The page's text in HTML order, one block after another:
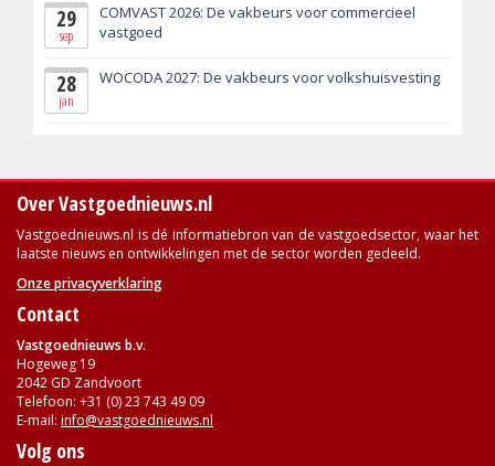
29
sep
COMVAST 2026: De vakbeurs voor commercieel
vastgoed
28
jan
WOCODA 2027: De vakbeurs voor volkshuisvesting
Over Vastgoednieuws.nl
Vastgoednieuws.nl is dé informatiebron van de vastgoedsector, waar het
laatste nieuws en ontwikkelingen met de sector worden gedeeld.
Onze privacyverklaring
Contact
Vastgoednieuws b.v.
Hogeweg 19
2042 GD Zandvoort
Telefoon: +31 (0) 23 743 49 09
E-mail: info@vastgoednieuws.nl
Volg ons